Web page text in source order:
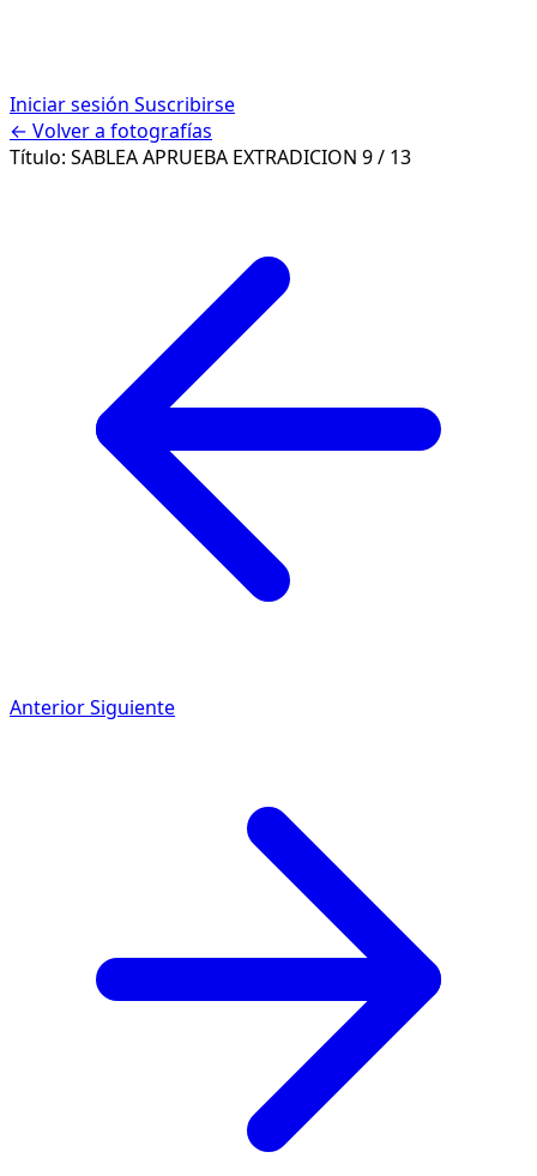
Iniciar sesión Suscribirse
← Volver a fotografías
Título: SABLEA APRUEBA EXTRADICION 9 / 13
AnteriorSiguiente